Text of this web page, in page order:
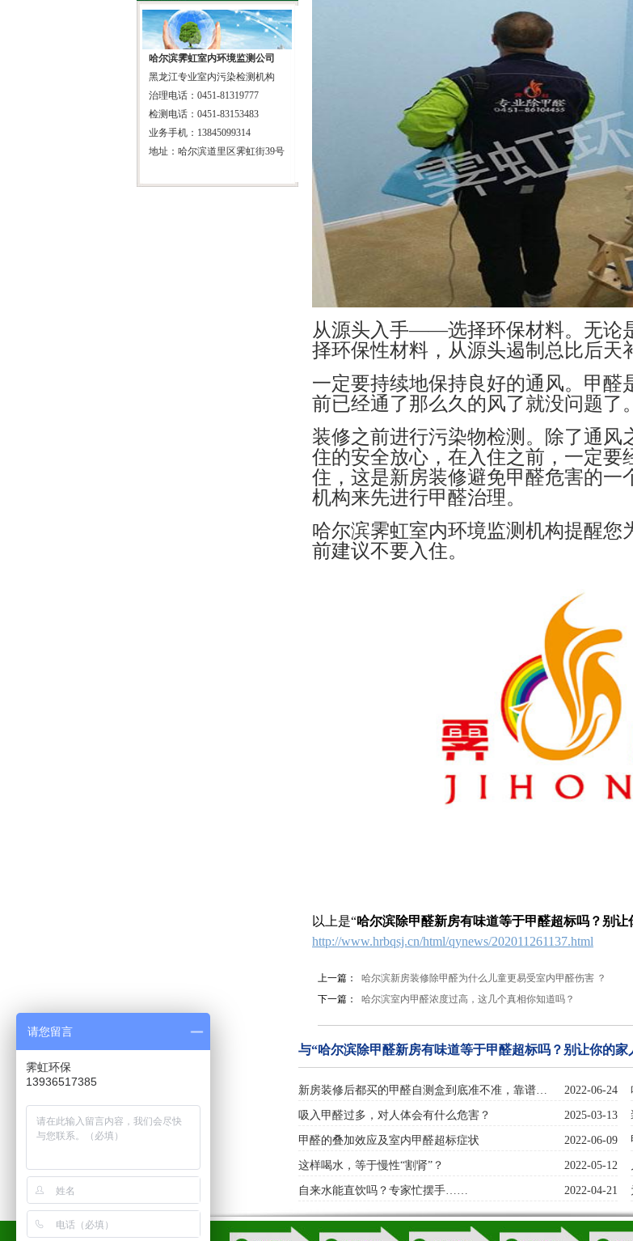
哈尔滨霁虹室内环境监测公司
黑龙江专业室内污染检测机构
治理电话：0451-81319777
检测电话：0451-83153483
业务手机：13845099314
地址：哈尔滨道里区霁虹街39号
从源头入手——选择环保材料。无论
择环保性材料，从源头遏制总比后天
一定要持续地保持良好的通风。甲
前已经通了那么久的风了就没问题了。
装修之前进行污染物检测。除了通
住的安全放心，在入住之前，一定要
住，这是新房装修避免甲醛危害的一
机构来先进行甲醛治理。
哈尔滨霁虹室内环境监测机构提醒您
前建议不要入住。
以上是“哈尔滨除甲醛新房有味道等于甲醛超标吗？别让
http://www.hrbqsj.cn/html/qynews/202011261137.html
上一篇：
哈尔滨新房装修除甲醛为什么儿童更易受室内甲醛伤害 ？
下一篇：
哈尔滨室内甲醛浓度过高，这几个真相你知道吗？
与“哈尔滨除甲醛新房有味道等于甲醛超标吗？别让你的
新房装修后都买的甲醛自测盒到底准不准，靠谱… 2022-06-24
吸入甲醛过多，对人体会有什么危害？ 2025-03-13
甲醛的叠加效应及室内甲醛超标症状 2022-06-09
这样喝水，等于慢性“割肾”？ 2022-05-12
自来水能直饮吗？专家忙摆手…… 2022-04-21
请您留言
霁虹环保
13936517385